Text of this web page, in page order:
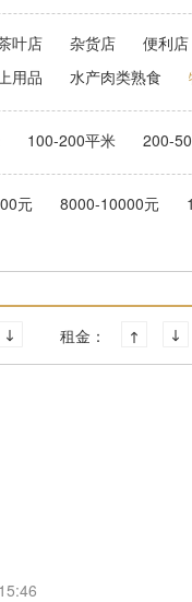
叶店 杂货店 便利店
用品 水产肉类熟食
100-200平米 200-
元 8000-10000元
租金：